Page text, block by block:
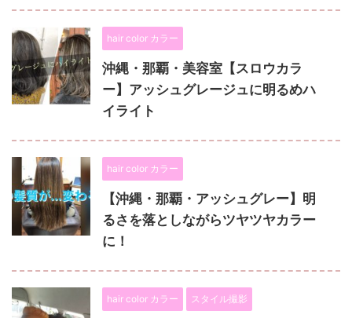
hair color カラー
沖縄・那覇・美容室【スロウカラ
ー】アッシュグレージュに明るめハ
イライト
hair color カラー
【沖縄・那覇・アッシュグレー】明
るさを落としながらツヤツヤカラー
に！
hair color カラー スタイル撮影